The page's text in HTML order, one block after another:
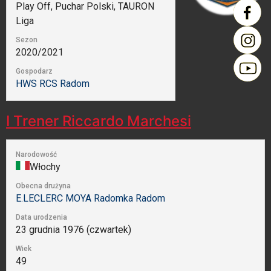
Play Off, Puchar Polski, TAURON
Liga
Sezon
2020/2021
Gospodarz
HWS RCS Radom
I Trener Riccardo Marchesi
Narodowość
Włochy
Obecna drużyna
E.LECLERC MOYA Radomka Radom
Data urodzenia
23 grudnia 1976 (czwartek)
Wiek
49